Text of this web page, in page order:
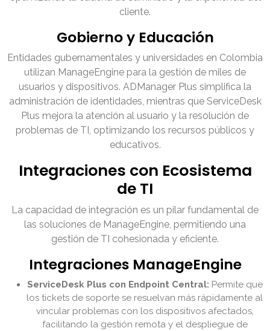
cliente.
Gobierno y Educación
Entidades gubernamentales y universidades en Colombia
utilizan ManageEngine para la gestión de miles de
usuarios y dispositivos. ADManager Plus simplifica la
administración de identidades, mientras que ServiceDesk
Plus mejora la atención al usuario y la resolución de
problemas de TI, optimizando los recursos públicos y
educativos.
Integraciones con Ecosistema
de TI
La capacidad de integración es un pilar fundamental de
las soluciones de ManageEngine, permitiendo una
gestión de TI cohesionada y eficiente.
Integraciones ManageEngine
ServiceDesk Plus con Endpoint Central: Permite que
los tickets de soporte se resuelvan más rápidamente al
vincular problemas con los dispositivos afectados,
facilitando la gestión remota y el despliegue de